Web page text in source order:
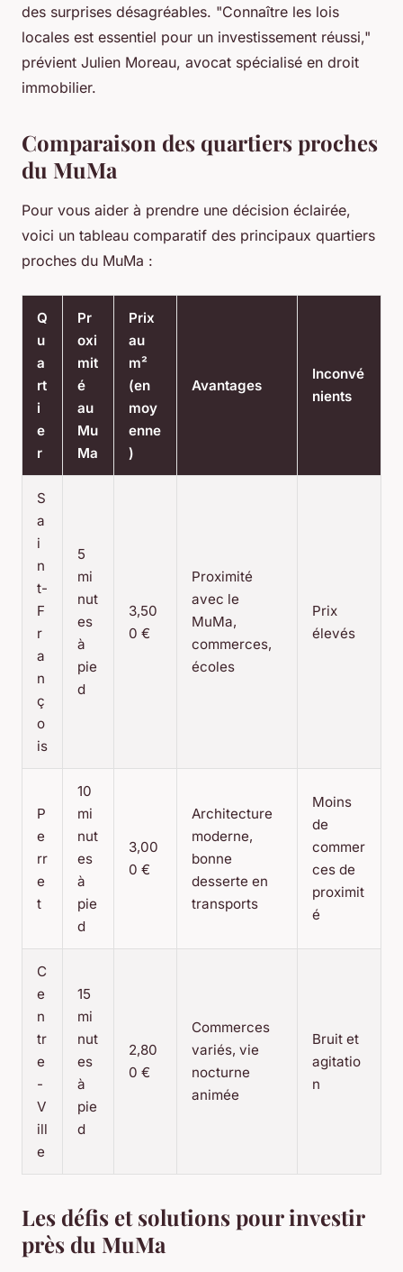
des surprises désagréables. "Connaître les lois
locales est essentiel pour un investissement réussi,"
prévient Julien Moreau, avocat spécialisé en droit
immobilier.
Comparaison des quartiers proches
du MuMa
Pour vous aider à prendre une décision éclairée,
voici un tableau comparatif des principaux quartiers
proches du MuMa :
Q
u
a
rt
i
e
r
Pr
oxi
mit
é
au
Mu
Ma
Prix
au
m²
(en
moy
enne
)
Avantages
Inconvé
nients
S
a
i
n
t-
F
r
a
n
ç
o
is
5
mi
nut
es
à
pie
d
3,50
0 €
Proximité
avec le
MuMa,
commerces,
écoles
Prix
élevés
P
e
rr
e
t
10
mi
nut
es
à
pie
d
3,00
0 €
Architecture
moderne,
bonne
desserte en
transports
Moins
de
commer
ces de
proximit
é
C
e
n
tr
e
-
V
ill
e
15
mi
nut
es
à
pie
d
2,80
0 €
Commerces
variés, vie
nocturne
animée
Bruit et
agitatio
n
Les défis et solutions pour investir
près du MuMa